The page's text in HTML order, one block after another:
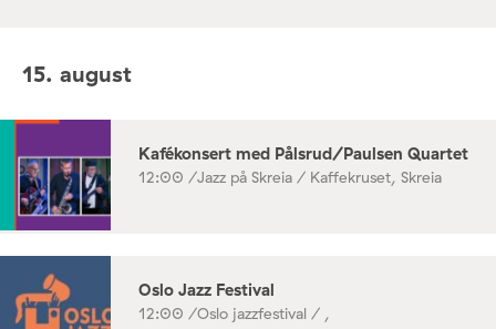
15. august
Kafékonsert med Pålsrud/Paulsen Quartet
12:00 /Jazz på Skreia / Kaffekruset, Skreia
Oslo Jazz Festival
12:00 /Oslo jazzfestival / ,